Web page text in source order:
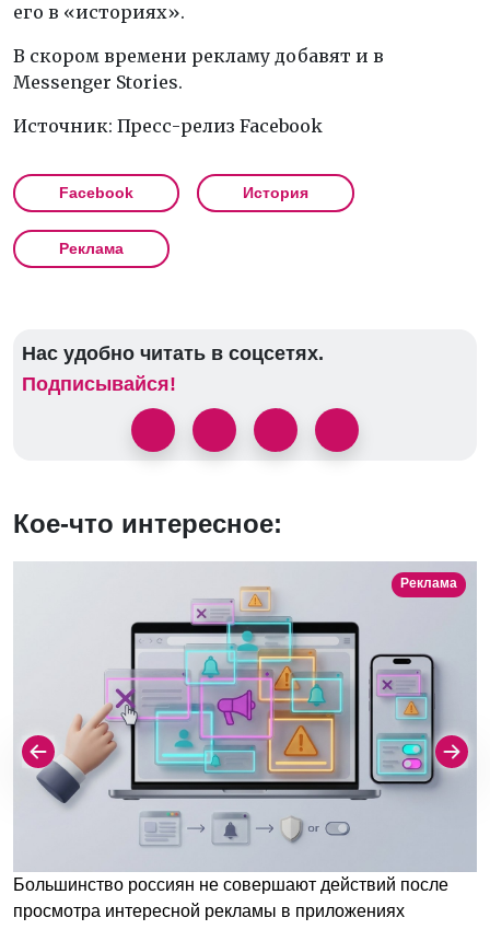
его в «историях».
В скором времени рекламу добавят и в
Messenger Stories.
Источник: Пресс-релиз Facebook
Facebook История
Реклама
Нас удобно читать в соцсетях.
Подписывайся!
Кое-что интересное:
Реклама
Большинство россиян не совершают действий после
просмотра интересной рекламы в приложениях